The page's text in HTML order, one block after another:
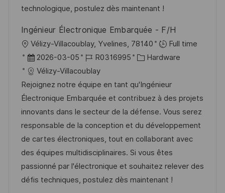
u
n
g
V
r
ö
f
f
e
n
t
l
i
c
h
u
e
technologique, postulez dès maintenant !
Ingénieur Électronique Embarquée - F/H
O
r
t
Vélizy-Villacoublay, Yvelines, 78140
Full time
D
a
t
u
m
d
e
r
V
e
2026-03-05
J
o
b
-
I
D
R0316995
K
t
e
g
o
r
e
Hardware
Vélizy-Villacoublay
Rejoignez notre équipe en tant qu'Ingénieur
Électronique Embarquée et contribuez à des projets
innovants dans le secteur de la défense. Vous serez
responsable de la conception et du développement
de cartes électroniques, tout en collaborant avec
des équipes multidisciplinaires. Si vous êtes
passionné par l'électronique et souhaitez relever des
défis techniques, postulez dès maintenant !